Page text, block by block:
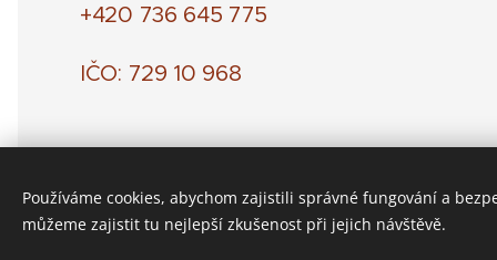
+420 736 645 775
IČO: 729 10 968
Používáme cookies, abychom zajistili správné fungování a
můžeme zajistit tu nejlepší zkušenost při jejich návštěvě.